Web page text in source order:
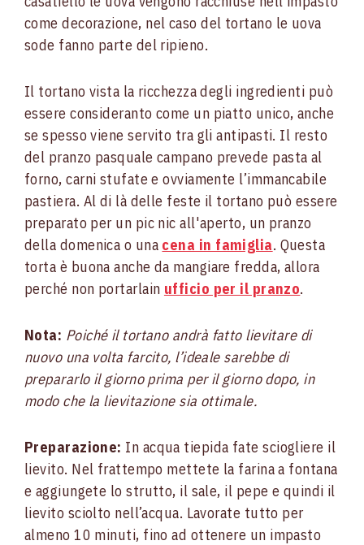
come decorazione, nel caso del tortano le uova
sode fanno parte del ripieno.
Il tortano vista la ricchezza degli ingredienti può
essere consideranto come un piatto unico, anche
se spesso viene servito tra gli antipasti. Il resto
del pranzo pasquale campano prevede pasta al
forno, carni stufate e ovviamente l’immancabile
pastiera. Al di là delle feste il tortano può essere
preparato per un pic nic all'aperto, un pranzo
della domenica o una cena in famiglia. Questa
torta è buona anche da mangiare fredda, allora
perché non portarlain ufficio per il pranzo.
Nota: Poiché il tortano andrà fatto lievitare di
nuovo una volta farcito, l’ideale sarebbe di
prepararlo il giorno prima per il giorno dopo, in
modo che la lievitazione sia ottimale.
Preparazione: In acqua tiepida fate sciogliere il
lievito. Nel frattempo mettete la farina a fontana
e aggiungete lo strutto, il sale, il pepe e quindi il
lievito sciolto nell’acqua. Lavorate tutto per
almeno 10 minuti, fino ad ottenere un impasto